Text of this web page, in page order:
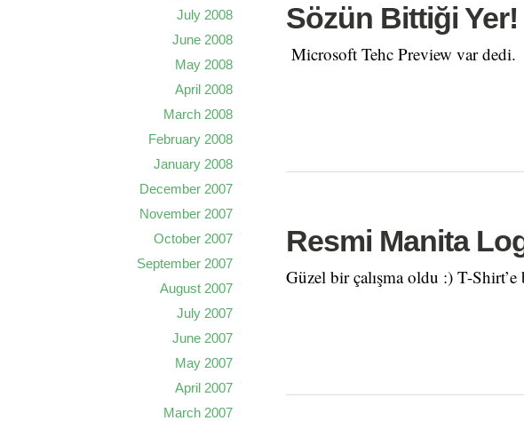
Sözün Bittiği Yer!
Microsoft Tehc Preview var dedi.
Resmi Manita
Güzel bir çalışma oldu :) T-Shirt’e
July 2008
June 2008
May 2008
April 2008
March 2008
February 2008
January 2008
December 2007
November 2007
October 2007
September 2007
August 2007
July 2007
June 2007
May 2007
April 2007
March 2007